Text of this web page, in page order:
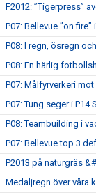
F2012: ”Tigerpress”
P07: Bellevue ”on
P08: I regn, ösregn
P08: En härlig
P07: Målfyrverkeri
P07: Tung seger i P14
P08: Teambuilding i
P07: Bellevue top 3
P2013 på naturgräs
Medaljregn över våra